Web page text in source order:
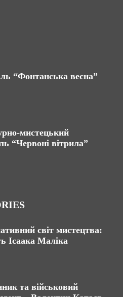
“Фонтанська весна”
мистецький
“Червоні вітрила”
світ мистецтва:
Ісаака Маліка
та військовий